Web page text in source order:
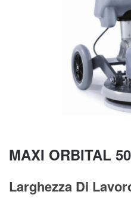
MAXI ORBITAL
Larghezza Di